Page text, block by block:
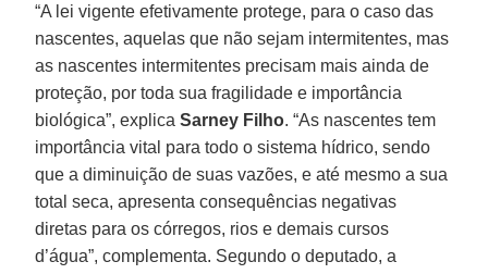
“A lei vigente efetivamente protege, para o caso das
nascentes, aquelas que não sejam intermitentes, mas
as nascentes intermitentes precisam mais ainda de
proteção, por toda sua fragilidade e importância
biológica”, explicaSarney Filho. “As nascentes tem
importância vital para todo o sistema hídrico, sendo
que a diminuição de suas vazões, e até mesmo a sua
total seca, apresenta consequências negativas
diretas para os córregos, rios e demais cursos
d’água”, complementa. Segundo o deputado, a